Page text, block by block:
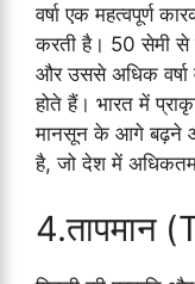
वर्षा एक महत्वपूर्ण
करती है। 50 सेमी से
और उससे अधिक वर्षा
होते हैं। भारत में
मानसून के आगे बढ़ने
है, जो देश में अधिकतम
4.तापमान